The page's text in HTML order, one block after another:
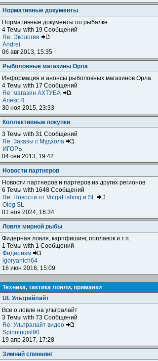
Нормативные документы
Нормативные документы по рыбалке
4 Темы with 19 Сообщений
Re: Экология
Andrei
06 авг 2013, 15:35
Рыболовные магазины Орла
Информация и анонсы рыболовных магазинов Орла.
4 Темы with 17 Сообщений
Re: магазин АХТУБА
Алекс R.
30 ноя 2015, 23:33
Коллективные покупки
3 Темы with 31 Сообщений
Re: Заказы с Мудхола
ИГОРЬ
04 сен 2013, 19:42
Новости партнеров
Новости партнеров и партеров из других регионов
6 Темы with 1648 Сообщений
Re: Новости от VolgaFishing и SL
Oleg SL
01 ноя 2024, 16:34
Ловля мирной рыбы
Фидерная ловля, карпфишинг, поплавок и т.п.
1 Темы with 1 Сообщений
Фидеризм
igoryanich64
16 июн 2016, 15:09
Техника, тактика ловли, приманки
UL Ультрайлайт
Все о ловле на ультралайт
3 Темы with 73 Сообщений
Re: Ультралайт видео
Spinningist90
19 апр 2017, 17:28
Зимний спиннинг